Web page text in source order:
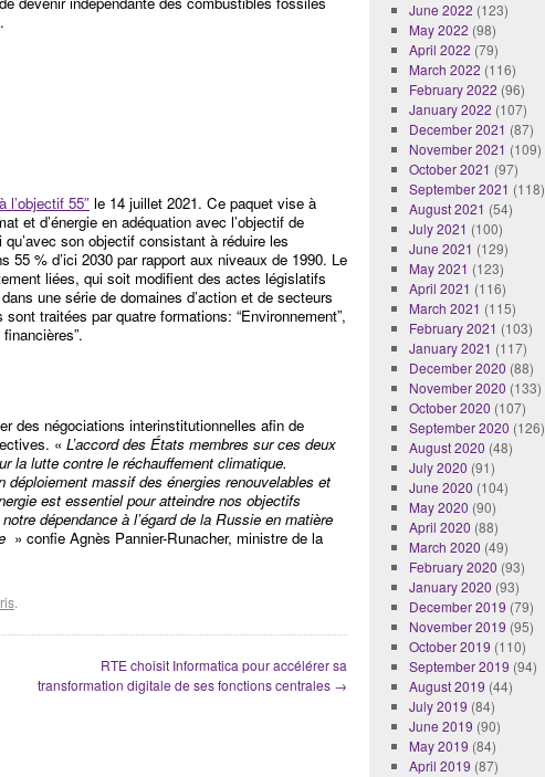
l’objectif 55″ le 14 juillet 2021. Ce paquet vise à
et d’énergie en adéquation avec l’objectif de
son objectif consistant à réduire les
55 % d’ici 2030 par rapport aux niveaux de 1990. Le
liées, qui soit modifient des actes législatifs
une série de domaines d’action et de secteurs
traitées par quatre formations: “Environnement”,
des négociations interinstitutionnelles afin de
« L’accord des États membres sur ces deux
la lutte contre le réchauffement climatique.
massif des énergies renouvelables et
est essentiel pour atteindre nos objectifs
dépendance à l’égard de la Russie en matière
» confie Agnès Pannier-Runacher, ministre de la
.
RTE choisit Informatica pour accélérer sa
transformation digitale de ses fonctions centrales →
June 2022 (123)
May 2022 (98)
April 2022 (79)
March 2022 (116)
February 2022 (96)
January 2022 (107)
December 2021 (87)
November 2021 (109)
October 2021 (97)
September 2021 (118)
August 2021 (54)
July 2021 (100)
June 2021 (129)
May 2021 (123)
April 2021 (116)
March 2021 (115)
February 2021 (103)
January 2021 (117)
December 2020 (88)
November 2020 (133)
October 2020 (107)
September 2020 (126)
August 2020 (48)
July 2020 (91)
June 2020 (104)
May 2020 (90)
April 2020 (88)
March 2020 (49)
February 2020 (93)
January 2020 (93)
December 2019 (79)
November 2019 (95)
October 2019 (110)
September 2019 (94)
August 2019 (44)
July 2019 (84)
June 2019 (90)
May 2019 (84)
April 2019 (87)